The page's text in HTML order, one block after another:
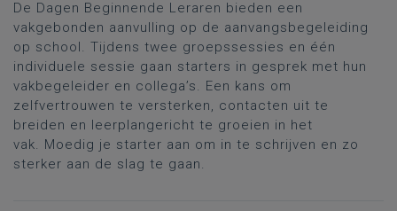
De Dagen Beginnende Leraren bieden een
vakgebonden aanvulling op de aanvangsbegeleiding
op school. Tijdens twee groepssessies en één
individuele sessie gaan starters in gesprek met hun
vakbegeleider en collega’s. Een kans om
zelfvertrouwen te versterken, contacten uit te
breiden en leerplangericht te groeien in het
vak. Moedig je starter aan om in te schrijven en zo
sterker aan de slag te gaan.